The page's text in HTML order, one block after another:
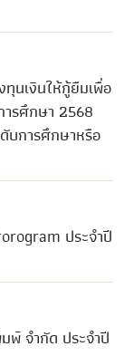
นเงินให้กู้ยืมเพื่อ
รศึกษา 2568
บการศึกษาหรือ
ประจำปี
พ์ จำกัด ประจำปี